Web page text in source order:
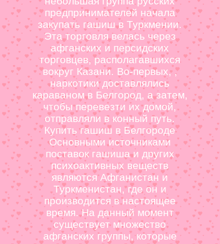
предпринимателей начала
закупать гашиш в Туркмении.
Эта торговля велась через
афганских и персидских
торговцев, располагавшихся
вокруг Казани. Во-первых, ,
наркотики доставлялись
караваном в Белгород, а затем,
чтобы перевезти их домой,
отправляли в конный путь.
Купить гашиш в Белгороде
Основными источниками
поставок гашиша и других
психоактивных веществ
являются Афганистан и
Туркменистан, где он и
производится в настоящее
время. На данный момент
существует множество
афганских группы, которые